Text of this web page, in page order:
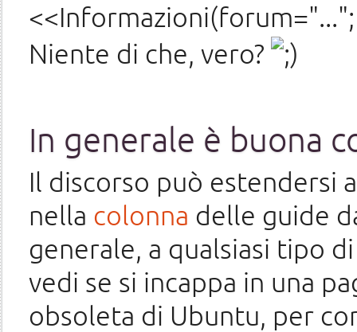
Niente di che, vero?
In generale è buona
Il discorso può estendersi
nella colonna delle guide
generale, a qualsiasi tipo
vedi se si incappa in una
obsoleta di Ubuntu, per